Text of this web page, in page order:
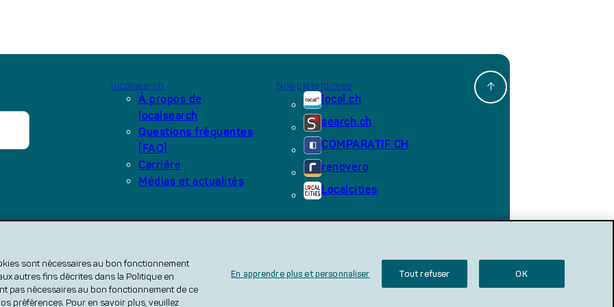
localsearch
À propos de
localsearch
Questions fréquentes
(FAQ)
Carrière
Médias et actualités
Nos plateformes
local.ch
search.ch
COMPARATIF CH
renovero
Localcities
à la protection des données
des produits
Directive publicitaire Directives pour les commentaires
sont nécessaires au bon fonctionnement
autres fins décrites dans la Politique en
pas nécessaires au bon fonctionnement de ce
préférences. Pour en savoir plus, veuillez
En apprendre plus et personnaliser Tout refuser OK